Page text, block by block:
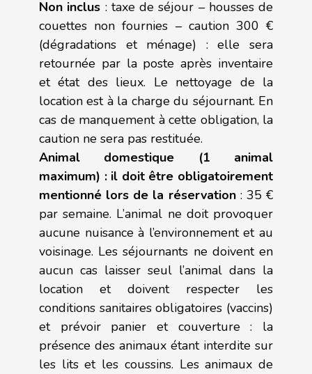
Non inclus : taxe de séjour – housses de
couettes non fournies – caution 300 €
(dégradations et ménage) : elle sera
retournée par la poste après inventaire
et état des lieux. Le nettoyage de la
location est à la charge du séjournant. En
cas de manquement à cette obligation, la
caution ne sera pas restituée.
Animal domestique (1 animal
maximum) : il doit être obligatoirement
mentionné lors de la réservation: 35 €
par semaine. L’animal ne doit provoquer
aucune nuisance à l’environnement et au
voisinage. Les séjournants ne doivent en
aucun cas laisser seul l’animal dans la
location et doivent respecter les
conditions sanitaires obligatoires (vaccins)
et prévoir panier et couverture : la
présence des animaux étant interdite sur
les lits et les coussins. Les animaux de